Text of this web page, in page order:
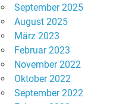
September 2025
August 2025
März 2023
Februar 2023
November 2022
Oktober 2022
September 2022